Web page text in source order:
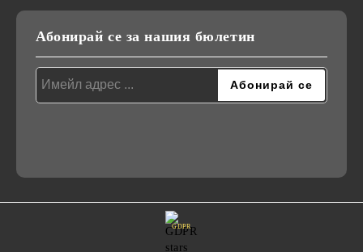
Абонирай се за нашия бюлетин
GDPR